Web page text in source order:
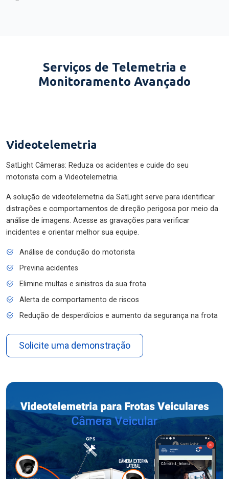
Serviços de Telemetria e
Monitoramento Avançado
Videotelemetria
SatLight Câmeras: Reduza os acidentes e cuide do seu
motorista com a Videotelemetria.
A solução de videotelemetria da SatLight serve para identificar
distrações e comportamentos de direção perigosa por meio da
análise de imagens. Acesse as gravações para verificar
incidentes e orientar melhor sua equipe.
Análise de condução do motorista
Previna acidentes
Elimine multas e sinistros da sua frota
Alerta de comportamento de riscos
Redução de desperdícios e aumento da segurança na frota
Solicite uma demonstração